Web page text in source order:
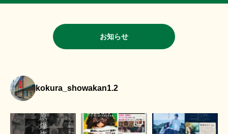
お知らせ
kokura_showakan1.2